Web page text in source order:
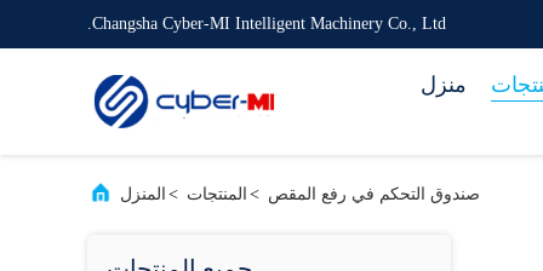
Changsha Cyber-MI Intelligent Machinery Co., Ltd.
منزل
المنزل > المنتجات > صندوق التحكم في رفع المقص